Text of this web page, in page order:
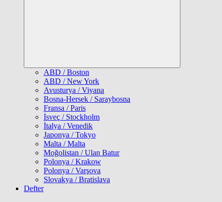
ABD / Boston
ABD / New York
Avusturya / Viyana
Bosna-Hersek / Saraybosna
Fransa / Paris
İsveç / Stockholm
İtalya / Venedik
Japonya / Tokyo
Malta / Malta
Moğolistan / Ulan Batur
Polonya / Krakow
Polonya / Varşova
Slovakya / Bratislava
Defter